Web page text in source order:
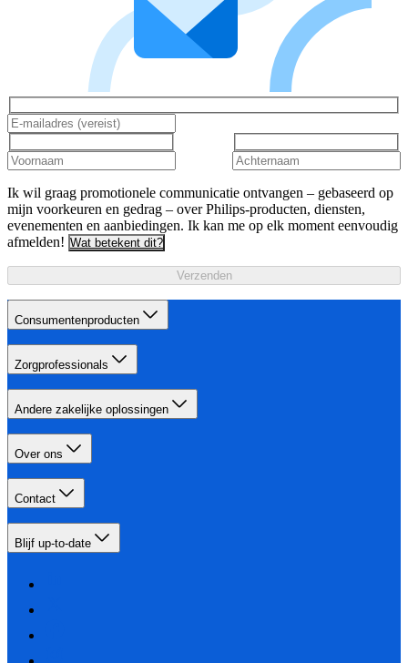
Ik wil graag promotionele communicatie ontvangen – gebaseerd op
mijn voorkeuren en gedrag – over Philips-producten, diensten,
evenementen en aanbiedingen. Ik kan me op elk moment eenvoudig
afmelden! Wat betekent dit?
Verzenden
Consumentenproducten
Zorgprofessionals
Andere zakelijke oplossingen
Over ons
Contact
Blijf up-to-date